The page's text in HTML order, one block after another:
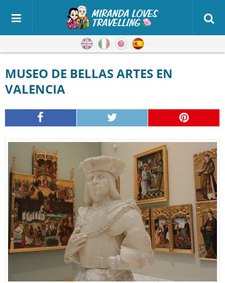
Inglés ItalianoJaponés
MUSEO DE BELLAS ARTES EN
VALENCIA